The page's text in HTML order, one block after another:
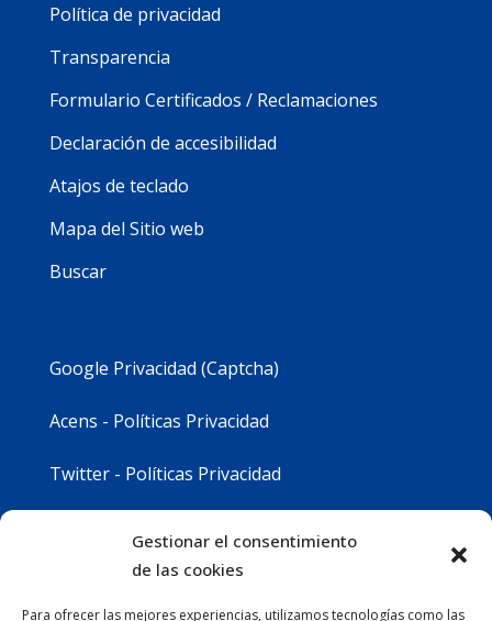
Gestionar el consentimiento
de las cookies
Para ofrecer las mejores experiencias, utilizamos tecnologías como las
Política de privacidad
Transparencia
Formulario Certificados / Reclamaciones
Declaración de accesibilidad
Atajos de teclado
Mapa del Sitio web
Buscar
Google Privacidad (Captcha)
Acens - Políticas Privacidad
Twitter - Políticas Privacidad
Instagram - Políticas Privacidad